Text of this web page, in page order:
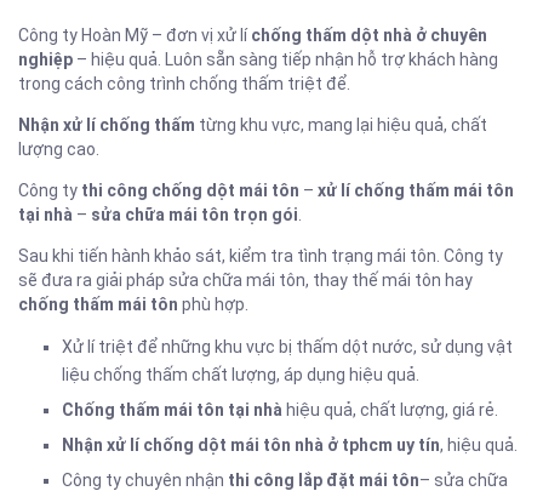
Công ty Hoàn Mỹ – đơn vị xử líchống thấm dột nhà ở chuyên
nghiệp – hiệu quả. Luôn sẵn sàng tiếp nhận hỗ trợ khách hàng
trong cách công trình chống thấm triệt để.
Nhận xử lí chống thấm từng khu vực, mang lại hiệu quả, chất
lượng cao.
Công ty thi công chống dột mái tôn – xử lí chống thấm mái tôn
tại nhà – sửa chữa mái tôn trọn gói
Sau khi tiến hành khảo sát, kiểm tra tình trạng mái tôn. Công ty
sẽ đưa ra giải pháp sửa chữa mái tôn, thay thế mái tôn hay
chống thấm mái tôn phù hợp.
Xử lí triệt để những khu vực bị thấm dột nước, sử dụng vật
liệu chống thấm chất lượng, áp dụng hiệu quả.
Chống thấm mái tôn tại nhà hiệu quả, chất lượng, giá rẻ.
Nhận xử lí chống dột mái tôn nhà ở tphcm uy tín, hiệu quả.
Công ty chuyên nhận thi công lắp đặt mái tôn– sửa chữa